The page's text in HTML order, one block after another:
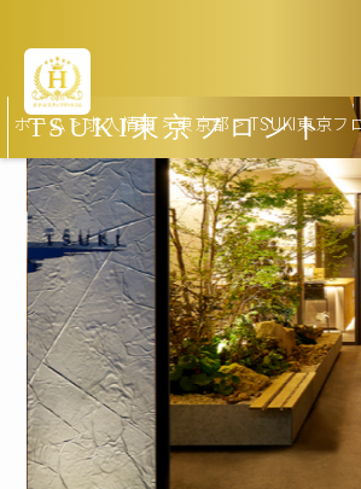
TSUKI東京フロント
ホーム>求人情報>東京都 >TSUKI東京フ